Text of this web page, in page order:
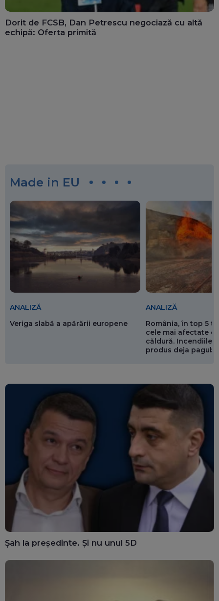
Dorit de FCSB, Dan Petrescu negociază cu altă
echipă: Oferta primită
Made in EU
ANALIZĂ
Veriga slabă a apărării europene
ANALIZĂ
România, în top 5
cele mai afectate
căldură. Incendiile
produs deja
Șah la președinte. Și nu unul 5D